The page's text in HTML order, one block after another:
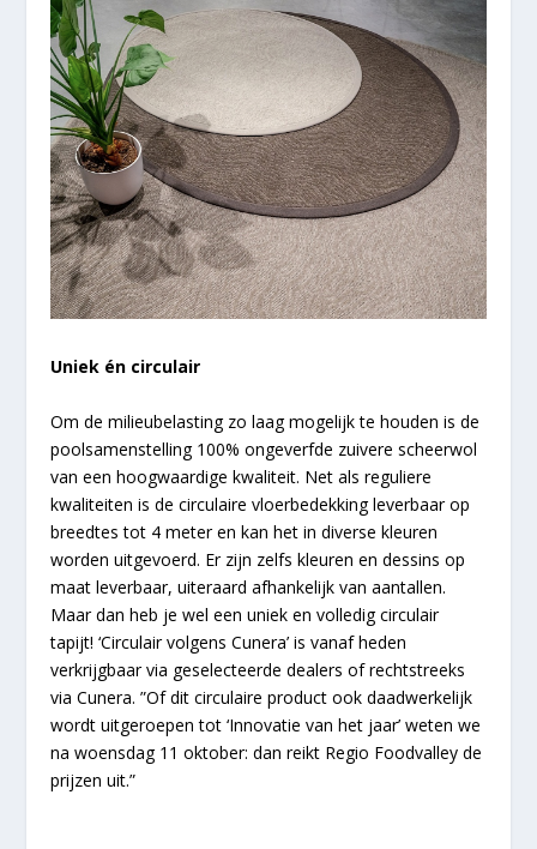
Uniek én circulair
Om de milieubelasting zo laag mogelijk te houden is de
poolsamenstelling 100% ongeverfde zuivere scheerwol
van een hoogwaardige kwaliteit. Net als reguliere
kwaliteiten is de circulaire vloerbedekking leverbaar op
breedtes tot 4 meter en kan het in diverse kleuren
worden uitgevoerd. Er zijn zelfs kleuren en dessins op
maat leverbaar, uiteraard afhankelijk van aantallen.
Maar dan heb je wel een uniek en volledig circulair
tapijt! ‘Circulair volgens Cunera’ is vanaf heden
verkrijgbaar via geselecteerde dealers of rechtstreeks
via Cunera. ”Of dit circulaire product ook daadwerkelijk
wordt uitgeroepen tot ‘Innovatie van het jaar’ weten we
na woensdag 11 oktober: dan reikt Regio Foodvalley de
prijzen uit.”